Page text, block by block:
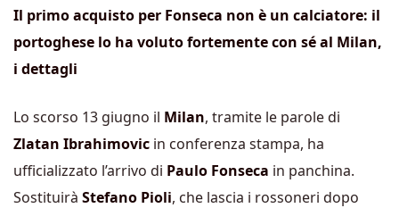
Il primo acquisto per Fonseca non è un calciatore: il
portoghese lo ha voluto fortemente con sé al Milan,
i dettagli
Lo scorso 13 giugno il Milan, tramite le parole di
Zlatan Ibrahimovic in conferenza stampa, ha
ufficializzato l’arrivo di Paulo Fonseca in panchina.
Sostituirà Stefano Pioli, che lascia i rossoneri dopo